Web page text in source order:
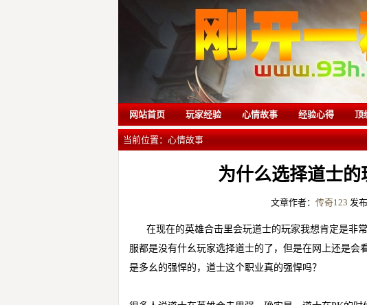
网站首页 玩家经验 心情故事 经验心得 顶
当前位置： 心情故事
为什么选择道士
文章作者： 传奇123 发
在现在的英雄合击里会玩道士的玩家我想肯定是非
服都是没有什幺玩家选择道士的了，但是在网上还是会
是多幺的强悍的，道士这个职业真的强悍吗？